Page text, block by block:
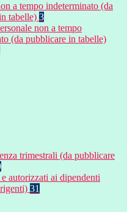
a tempo indeterminato (da
tabelle) 3
non a tempo
(da pubblicare in tabelle)
trimestrali (da pubblicare
autorizzati ai dipendenti
31